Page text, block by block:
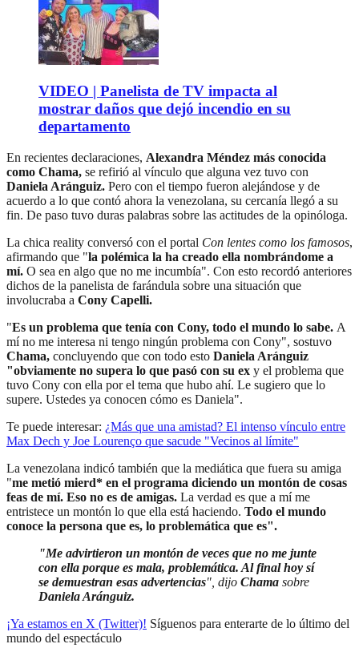
VIDEO | Panelista de TV impacta al
mostrar daños que dejó incendio en su
departamento
En recientes declaraciones, Alexandra Méndez más conocida
como Chama, se refirió al vínculo que alguna vez tuvo con
Daniela Aránguiz. Pero con el tiempo fueron alejándose y de
acuerdo a lo que contó ahora la venezolana, su cercanía llegó a su
fin. De paso tuvo duras palabras sobre las actitudes de la opinóloga.
La chica reality conversó con el portal Con lentes como los famosos,
afirmando que "la polémica la ha creado ella nombrándome a
mí. O sea en algo que no me incumbía". Con esto recordó anteriores
dichos de la panelista de farándula sobre una situación que
involucraba a Cony Capelli.
"Es un problema que tenía con Cony, todo el mundo lo sabe. A
mí no me interesa ni tengo ningún problema con Cony", sostuvo
Chama, concluyendo que con todo esto Daniela Aránguiz
"obviamente no supera lo que pasó con su ex y el problema que
tuvo Cony con ella por el tema que hubo ahí. Le sugiero que lo
supere. Ustedes ya conocen cómo es Daniela".
Te puede interesar: ¿Más que una amistad? El intenso vínculo entre
Max Dech y Joe Lourenço que sacude "Vecinos al límite"
La venezolana indicó también que la mediática que fuera su amiga
"me metió mierd* en el programa diciendo un montón de cosas
feas de mí. Eso no es de amigas. La verdad es que a mí me
entristece un montón lo que ella está haciendo. Todo el mundo
conoce la persona que es, lo problemática que es".
"Me advirtieron un montón de veces que no me junte
con ella porque es mala, problemática. Al final hoy sí
se demuestran esas advertencias", dijo Chama sobre
Daniela Aránguiz.
¡Ya estamos en X (Twitter)! Síguenos para enterarte de lo último del
mundo del espectáculo